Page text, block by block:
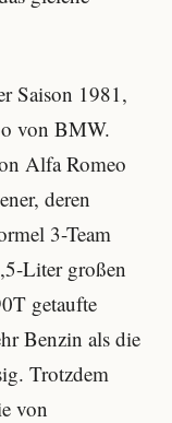
Saison 1981,
von BMW.
Alfa Romeo
deren
3-Team
Liter großen
getaufte
Benzin als die
Trotzdem
von